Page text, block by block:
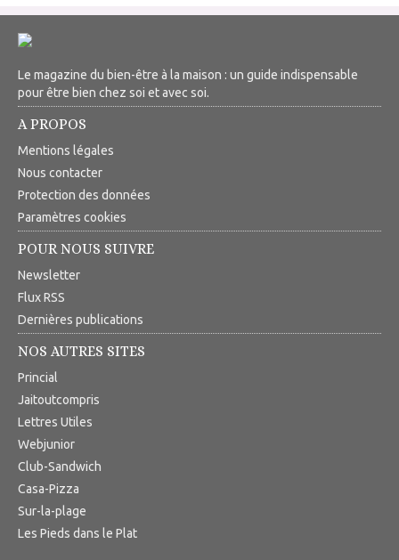
Le magazine du bien-être à la maison : un guide indispensable
pour être bien chez soi et avec soi.
A PROPOS
Mentions légales
Nous contacter
Protection des données
Paramètres cookies
POUR NOUS SUIVRE
Newsletter
Flux RSS
Dernières publications
NOS AUTRES SITES
Princial
Jaitoutcompris
Lettres Utiles
Webjunior
Club-Sandwich
Casa-Pizza
Sur-la-plage
Les Pieds dans le Plat